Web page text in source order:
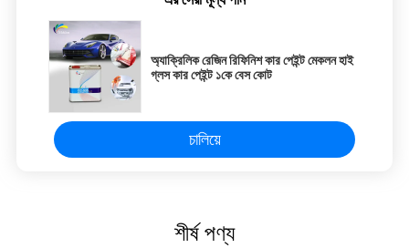
অ্যাক্রিলিক রেজিন রিফিনিশ কার পেইন্ট মেকলন হাই
গ্লস কার পেইন্ট ১কে বেস কোট
চালিয়ে
শীর্ষ পণ্য